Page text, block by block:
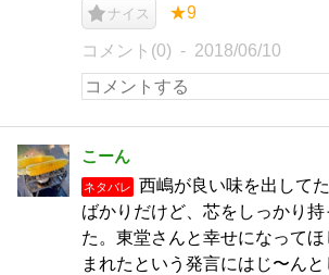
ナイス ★9
コメント(0) 2018/06/10
こーん
ネタバレ
西嶋が良い味を出して
ばかりだけど、芯をしっかり
た。東堂さんと幸せになって
まれたという発言にはじ〜ん